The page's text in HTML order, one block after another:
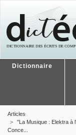
Dictionnaire
Articles
"La Musique : Elektra à
Conce...